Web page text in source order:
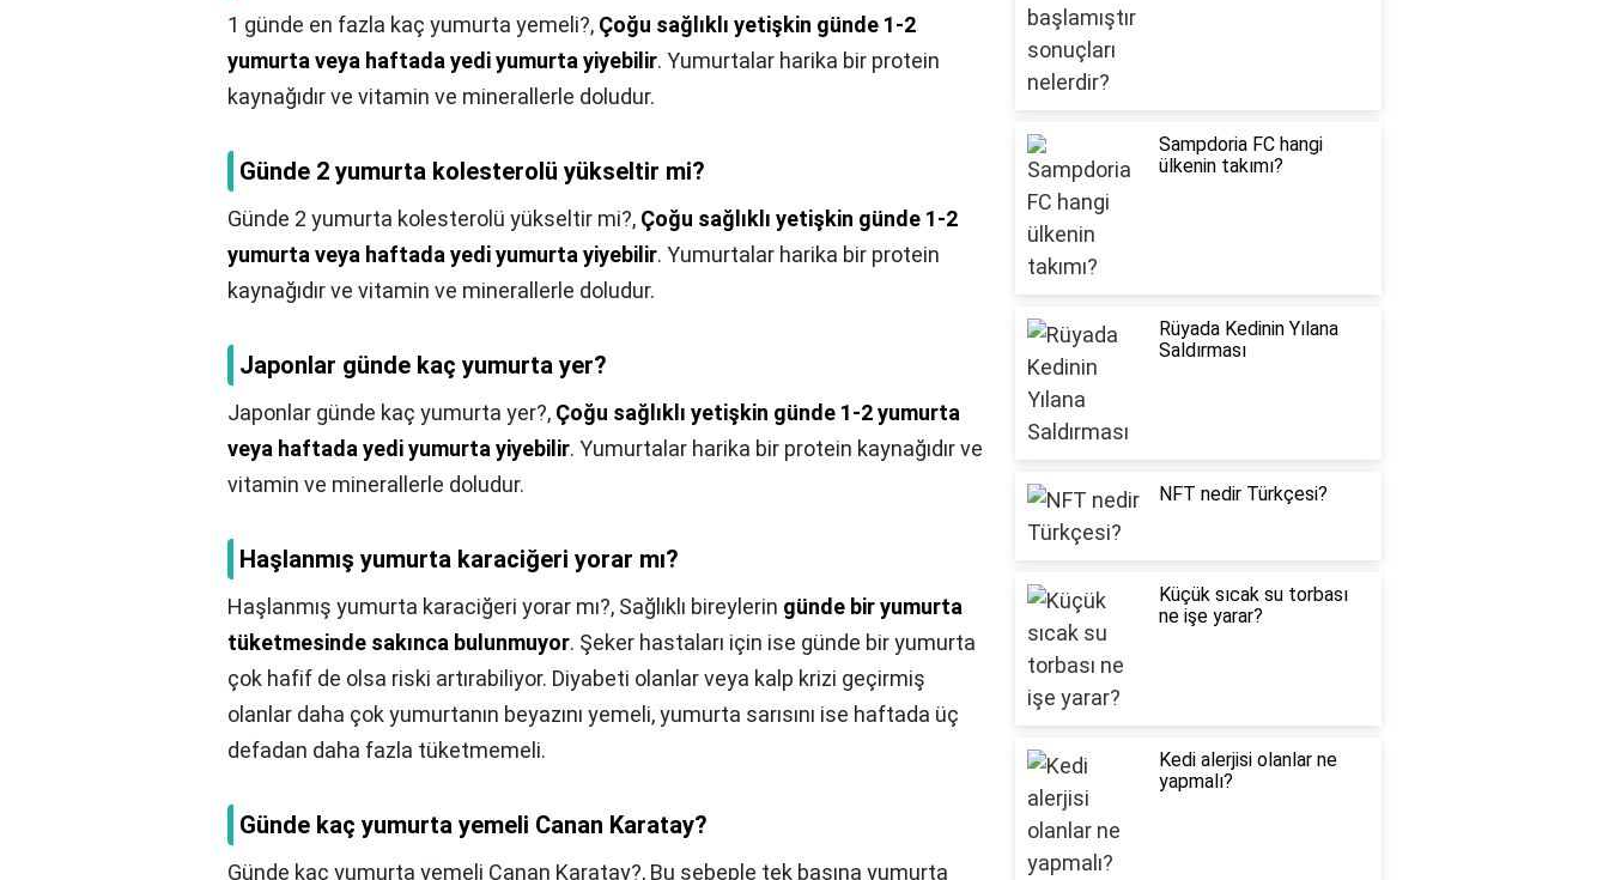
1 günde en fazla kaç yumurta yemeli?, Çoğu sağlıklı yetişkin günde 1-2
yumurta veya haftada yedi yumurta yiyebilir. Yumurtalar harika bir protein
kaynağıdır ve vitamin ve minerallerle doludur.
Günde 2 yumurta kolesterolü yükseltir mi?
Günde 2 yumurta kolesterolü yükseltir mi?, Çoğu sağlıklı yetişkin günde 1-2
yumurta veya haftada yedi yumurta yiyebilir. Yumurtalar harika bir protein
kaynağıdır ve vitamin ve minerallerle doludur.
Japonlar günde kaç yumurta yer?
Japonlar günde kaç yumurta yer?, Çoğu sağlıklı yetişkin günde 1-2 yumurta
veya haftada yedi yumurta yiyebilir. Yumurtalar harika bir protein kaynağıdır ve
vitamin ve minerallerle doludur.
Haşlanmış yumurta karaciğeri yorar mı?
Haşlanmış yumurta karaciğeri yorar mı?, Sağlıklı bireylerin günde bir yumurta
tüketmesinde sakınca bulunmuyor. Şeker hastaları için ise günde bir yumurta
çok hafif de olsa riski artırabiliyor. Diyabeti olanlar veya kalp krizi geçirmiş
olanlar daha çok yumurtanın beyazını yemeli, yumurta sarısını ise haftada üç
defadan daha fazla tüketmemeli.
Günde kaç yumurta yemeli Canan Karatay?
Günde kaç yumurta yemeli Canan Karatay?, Bu sebeple tek başına yumurta
Sampdoria FC hangi
ülkenin takımı?
Rüyada Kedinin Yılana
Saldırması
NFT nedir Türkçesi?
Küçük sıcak su torbası
ne işe yarar?
Kedi alerjisi olanlar ne
yapmalı?